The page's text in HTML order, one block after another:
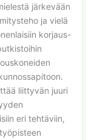
järkevään
ja vielä
korjaus-
liittyvän juuri
eri tehtäviin,